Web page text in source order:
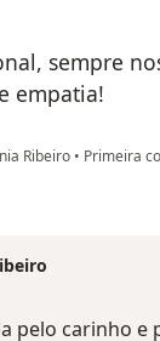
sempre
empatia!
Ribeiro • Primeira
Portilho
pelo carinho e